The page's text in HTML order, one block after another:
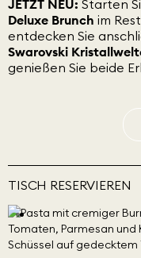
JETZT NEU: Starten
Deluxe Brunch im
entdecken Sie
Swarovski
genießen Sie beide
TISCH RESERVIEREN